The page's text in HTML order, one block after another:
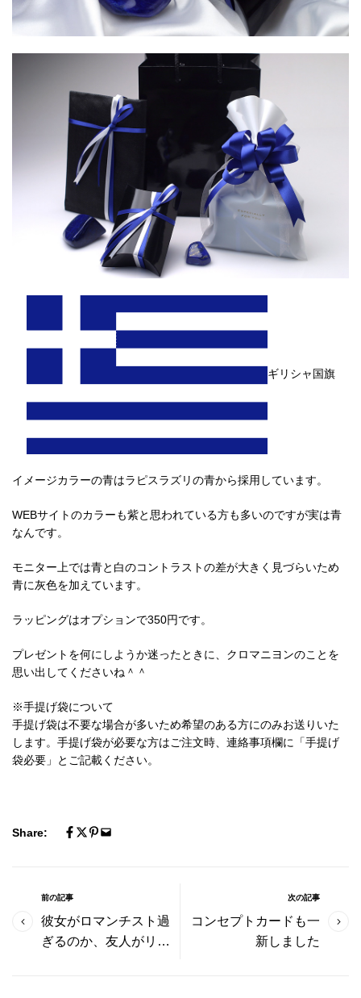
ギリシャ国旗
イメージカラーの青はラピスラズリの青から採用しています。
WEBサイトのカラーも紫と思われている方も多いのですが実は青
なんです。
モニター上では青と白のコントラストの差が大きく見づらいため
青に灰色を加えています。
ラッピングはオプションで350円です。
プレゼントを何にしようか迷ったときに、クロマニヨンのことを
思い出してくださいね＾＾
※手提げ袋について
手提げ袋は不要な場合が多いため希望のある方にのみお送りいた
します。手提げ袋が必要な方はご注文時、連絡事項欄に「手提げ
袋必要」とご記載ください。
Share:
前の記事
彼女がロマンチスト過
ぎるのか、友人がリア
次の記事
コンセプトカードも一
新しました